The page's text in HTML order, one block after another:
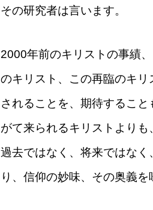
その研究者は言います。
2000年前のキリストの事績
のキリスト、この再臨のキ
されることを、期待するこ
がて来られるキリストより
過去ではなく、将来ではな
り、信仰の妙味、その奥義